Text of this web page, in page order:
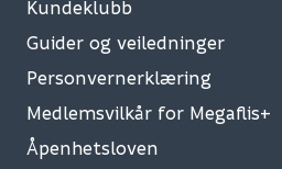
Kundeklubb
Guider og veiledninger
Personvernerklæring
Medlemsvilkår for Megaflis+
Åpenhetsloven